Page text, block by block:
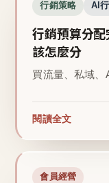
行銷策略 AI
行銷預算分
該怎麼分
買流量、私域、
閱讀全文
會員經營